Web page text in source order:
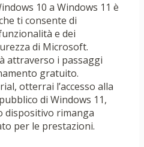
10 a Windows 11 è
ti consente di
e dei
di Microsoft.
attraverso i passaggi
gratuito.
otterrai l’accesso alla
di Windows 11,
dispositivo rimanga
per le prestazioni.